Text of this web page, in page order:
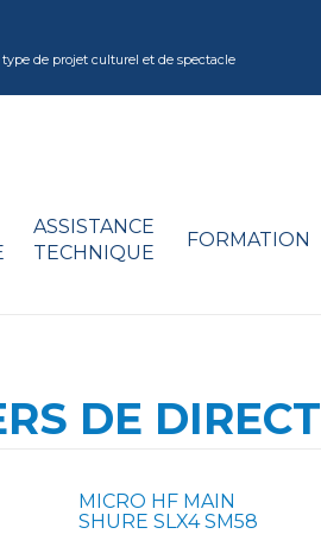
de projet culturel et de spectacle
ASSISTANCE
TECHNIQUE
FORMATION
DE DIRECT
MICRO HF MAIN
SHURE SLX4 SM58